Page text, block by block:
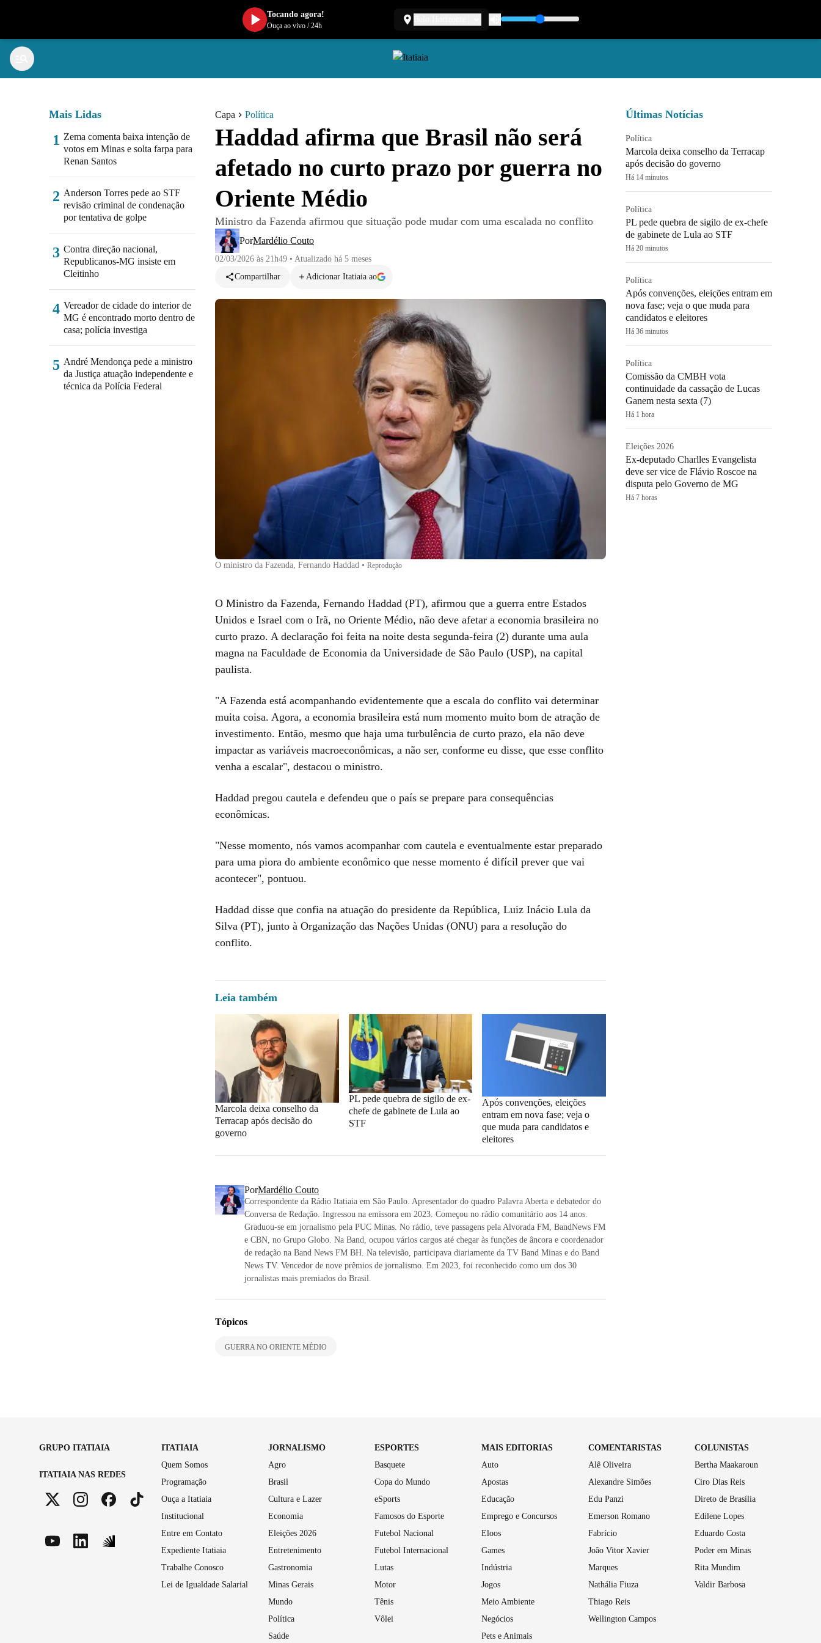
Capa Política
Haddad afirma que Brasil não será
afetado no curto prazo por guerra no
Oriente Médio
Ministro da Fazenda afirmou que situação pode mudar com uma escalada no conflito
PorMardélio Couto
02/03/2026 às 21h49 • Atualizado há 5 meses
Compartilhar
Adicionar Itatiaia ao
O ministro da Fazenda, Fernando Haddad • Reprodução
O Ministro da Fazenda, Fernando Haddad (PT), afirmou que a guerra entre Estados
Unidos e Israel com o Irã, no Oriente Médio, não deve afetar a economia brasileira no
curto prazo. A declaração foi feita na noite desta segunda-feira (2) durante uma aula
magna na Faculdade de Economia da Universidade de São Paulo (USP), na capital
paulista.
"A Fazenda está acompanhando evidentemente que a escala do conflito vai determinar
muita coisa. Agora, a economia brasileira está num momento muito bom de atração de
investimento. Então, mesmo que haja uma turbulência de curto prazo, ela não deve
impactar as variáveis macroeconômicas, a não ser, conforme eu disse, que esse conflito
venha a escalar", destacou o ministro.
Haddad pregou cautela e defendeu que o país se prepare para consequências
econômicas.
"Nesse momento, nós vamos acompanhar com cautela e eventualmente estar preparado
para uma piora do ambiente econômico que nesse momento é difícil prever que vai
acontecer", pontuou.
Haddad disse que confia na atuação do presidente da República, Luiz Inácio Lula da
Silva (PT), junto à Organização das Nações Unidas (ONU) para a resolução do
conflito.
Leia também
Marcola deixa conselho da
Terracap após decisão do
governo
PL pede quebra de sigilo de ex-
chefe de gabinete de Lula ao
STF
Após convenções, eleições
entram em nova fase; veja o
que muda para candidatos e
eleitores
PorMardélio Couto
Correspondente da Rádio Itatiaia em São Paulo. Apresentador do quadro Palavra Aberta e debatedor do
Conversa de Redação. Ingressou na emissora em 2023. Começou no rádio comunitário aos 14 anos.
Graduou-se em jornalismo pela PUC Minas. No rádio, teve passagens pela Alvorada FM, BandNews FM
e CBN, no Grupo Globo. Na Band, ocupou vários cargos até chegar às funções de âncora e coordenador
de redação na Band News FM BH. Na televisão, participava diariamente da TV Band Minas e do Band
News TV. Vencedor de nove prêmios de jornalismo. Em 2023, foi reconhecido como um dos 30
jornalistas mais premiados do Brasil.
Tópicos
GUERRA NO ORIENTE MÉDIO
Mais Lidas
1 Zema comenta baixa intenção de
votos em Minas e solta farpa para
Renan Santos
2 Anderson Torres pede ao STF
revisão criminal de condenação
por tentativa de golpe
3 Contra direção nacional,
Republicanos-MG insiste em
Cleitinho
4 Vereador de cidade do interior de
MG é encontrado morto dentro de
casa; polícia investiga
5 André Mendonça pede a ministro
da Justiça atuação independente e
técnica da Polícia Federal
Últimas Notícias
Política
Marcola deixa conselho da Terracap
após decisão do governo
Há 14 minutos
Política
PL pede quebra de sigilo de ex-chefe
de gabinete de Lula ao STF
Há 20 minutos
Política
Após convenções, eleições entram em
nova fase; veja o que muda para
candidatos e eleitores
Há 36 minutos
Política
Comissão da CMBH vota
continuidade da cassação de Lucas
Ganem nesta sexta (7)
Há 1 hora
Eleições 2026
Ex-deputado Charlles Evangelista
deve ser vice de Flávio Roscoe na
disputa pelo Governo de MG
Há 7 horas
GRUPO ITATIAIA
ITATIAIA NAS REDES
ITATIAIA
Quem Somos
Programação
Ouça a Itatiaia
Institucional
Entre em Contato
Expediente Itatiaia
Trabalhe Conosco
Lei de Igualdade Salarial
JORNALISMO
Agro
Brasil
Cultura e Lazer
Economia
Eleições 2026
Entretenimento
Gastronomia
Minas Gerais
Mundo
Política
Saúde
ESPORTES
Basquete
Copa do Mundo
eSports
Famosos do Esporte
Futebol Nacional
Futebol Internacional
Lutas
Motor
Tênis
Vôlei
MAIS EDITORIAS
Auto
Apostas
Educação
Emprego e Concursos
Eloos
Games
Indústria
Jogos
Meio Ambiente
Negócios
Pets e Animais
COMENTARISTAS
Alê Oliveira
Alexandre Simões
Edu Panzi
Emerson Romano
Fabrício
João Vitor Xavier
Marques
Nathália Fiuza
Thiago Reis
Wellington Campos
COLUNISTAS
Bertha Maakaroun
Ciro Dias Reis
Direto de Brasília
Edilene Lopes
Eduardo Costa
Poder em Minas
Rita Mundim
Valdir Barbosa
Tocando agora!
Ouça ao vivo/24h